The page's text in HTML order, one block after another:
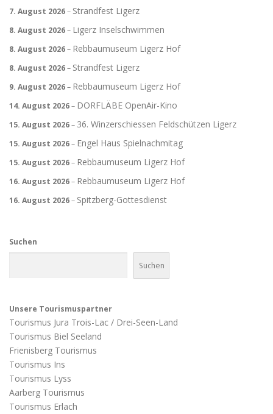
7. August 2026– Strandfest Ligerz
8. August 2026– Ligerz Inselschwimmen
8. August 2026– Rebbaumuseum Ligerz Hof
8. August 2026– Strandfest Ligerz
9. August 2026– Rebbaumuseum Ligerz Hof
14. August 2026– DORFLÄBE OpenAir-Kino
15. August 2026– 36. Winzerschiessen Feldschützen Ligerz
15. August 2026– Engel Haus Spielnachmitag
15. August 2026– Rebbaumuseum Ligerz Hof
16. August 2026– Rebbaumuseum Ligerz Hof
16. August 2026– Spitzberg-Gottesdienst
Suchen
Suchen
Unsere Tourismuspartner
Tourismus Jura Trois-Lac / Drei-Seen-Land
Tourismus Biel Seeland
Frienisberg Tourismus
Tourismus Ins
Tourismus Lyss
Aarberg Tourismus
Tourismus Erlach